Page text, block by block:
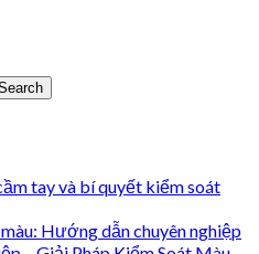
tay và bí quyết kiểm soát
Hướng dẫn chuyên nghiệp